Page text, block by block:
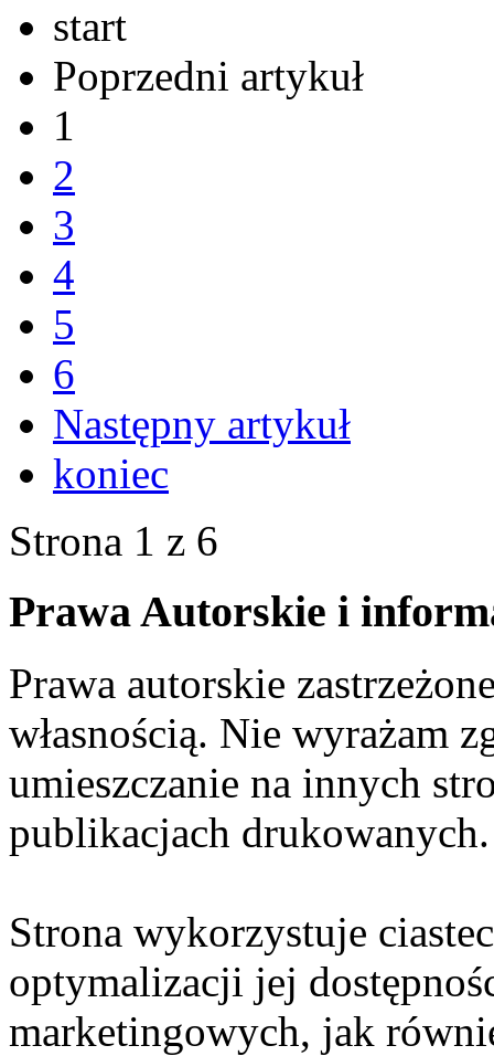
start
Poprzedni artykuł
1
2
3
4
5
6
Następny artykuł
koniec
Strona 1 z 6
Prawa Autorskie i
Prawa autorskie
własnością. Nie wyrażam
umieszczanie na innych
publikacjach drukowanych.
Strona wykorzystuje
optymalizacji jej
marketingowych, jak